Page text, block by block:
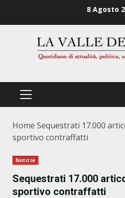
8 Agosto
PRIMÄRES
Home Sequestrati 17.000
sportivo contraffatti
Notizie
Sequestrati 17.000
sportivo contraffatti